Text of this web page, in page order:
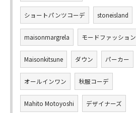
ショートパンツコーデ stoneisland
maisonmargrela モードファッション
Maisonkitsune ダウン パーカー
オールインワン 秋服コーデ
Mahito Motoyoshi デザイナーズ